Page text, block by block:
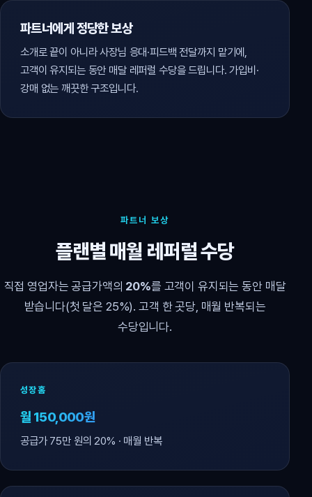
파트너에게 정당한 보상
소개로 끝이 아니라 사장님 응대·피드백 전달까지 맡기에,
고객이 유지되는 동안 매달 레퍼럴 수당을 드립니다. 가입비·
강매 없는 깨끗한 구조입니다.
파트너 보상
플랜별 매월 레퍼럴 수당
직접 영업자는 공급가액의 20%를 고객이 유지되는 동안 매달
받습니다(첫 달은 25%). 고객 한 곳당, 매월 반복되는
수당입니다.
성장홈
월 150,000원
공급가 75만 원의 20% · 매월 반복